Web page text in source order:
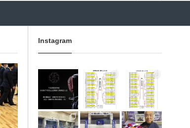
Instagram
3月 10 1月 31 1月 31
1月 30 1月 30 1月 28